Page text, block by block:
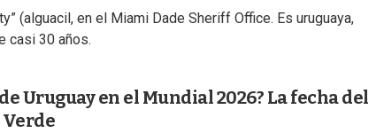
(alguacil, en el Miami Dade Sheriff Office. Es uruguaya,
casi 30 años.
Uruguay en el Mundial 2026? La fecha del
Verde